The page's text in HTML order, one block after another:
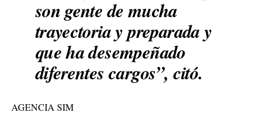
son gente de mucha
trayectoria y preparada y
que ha desempeñado
diferentes cargos”, citó.
AGENCIA SIM